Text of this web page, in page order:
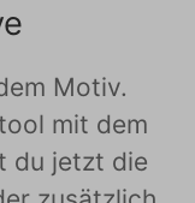
Motiv.
mit dem
du jetzt die